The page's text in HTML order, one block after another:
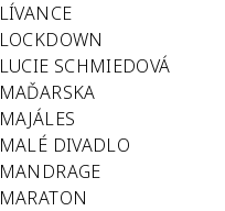
LÍVANCE
LOCKDOWN
LUCIE SCHMIEDOVÁ
MAĎARSKA
MAJÁLES
MALÉ DIVADLO
MANDRAGE
MARATON